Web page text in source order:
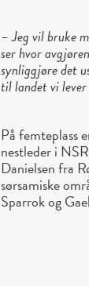
– Jeg vil bruke
ser hvor
synliggjøre det
til landet vi
På femteplass
nestleder i
Danielsen fra
sørsamiske
Sparrok og